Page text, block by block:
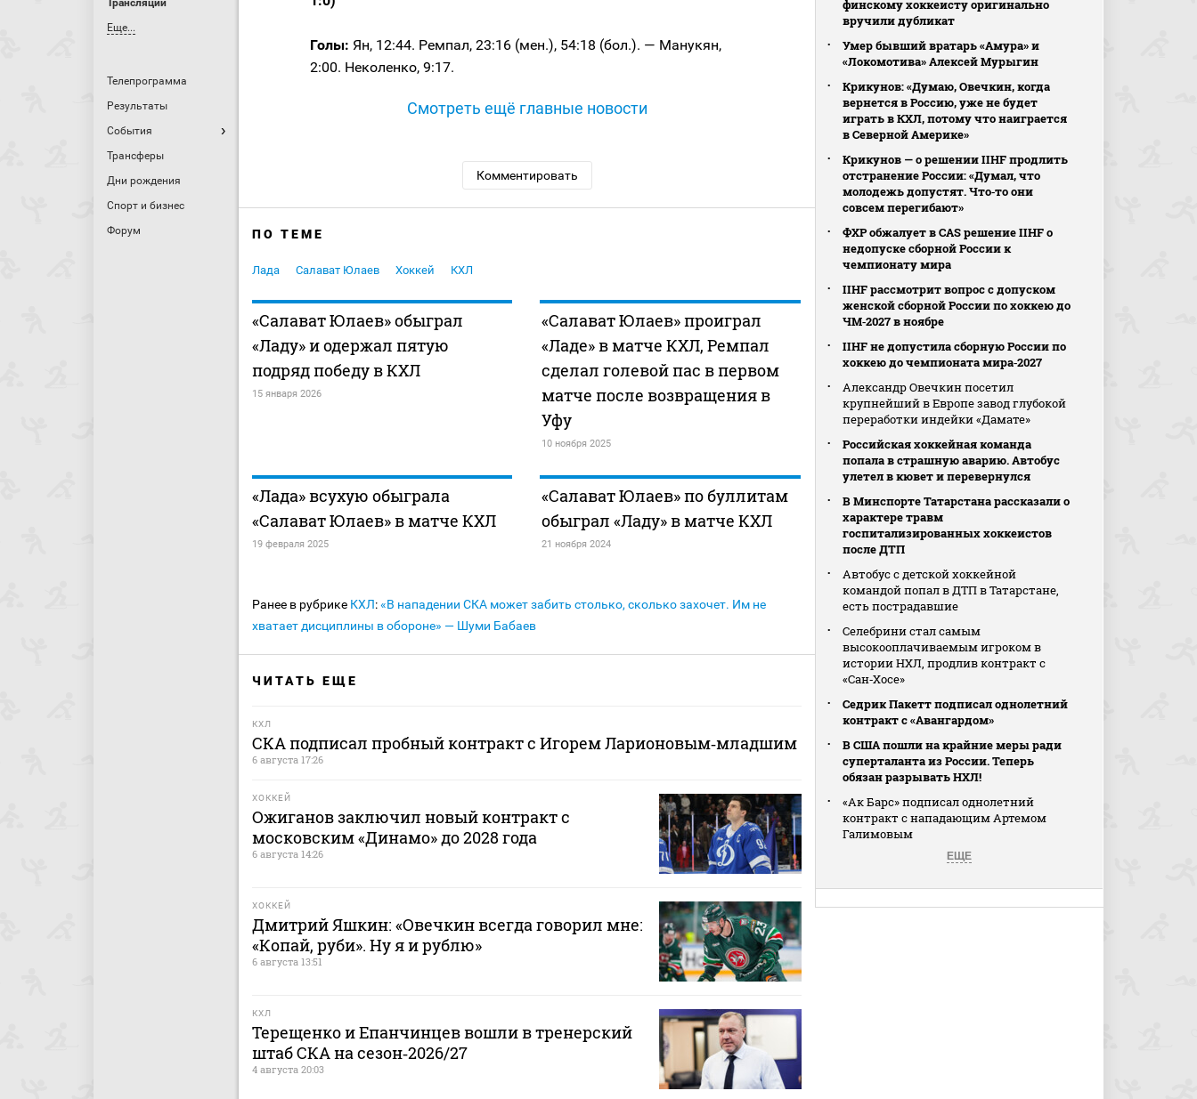
Трансляции
Еще...
Телепрограмма
Результаты
События
Трансферы
Дни рождения
Спорт и бизнес
Форум
Голы: Ян, 12:44. Ремпал, 23:16 (мен.), 54:18 (бол.). — Манукян,
2:00. Неколенко, 9:17.
Смотреть ещё главные новости
Комментировать
ПО ТЕМЕ
Лада Салават Юлаев Хоккей КХЛ
«Салават Юлаев» обыграл
«Ладу» и одержал пятую
подряд победу в КХЛ
15 января 2026
«Салават Юлаев» проиграл
«Ладе» в матче КХЛ, Ремпал
сделал голевой пас в первом
матче после возвращения в
Уфу
10 ноября 2025
«Лада» всухую обыграла
«Салават Юлаев» в матче КХЛ
19 февраля 2025
«Салават Юлаев» по буллитам
обыграл «Ладу» в матче КХЛ
21 ноября 2024
Ранее в рубрике КХЛ:«В нападении СКА может забить столько, сколько захочет. Им не
хватает дисциплины в обороне» — Шуми Бабаев
ЧИТАТЬ ЕЩЕ
КХЛ
СКА подписал пробный контракт с Игорем Ларионовым‑младшим
6 августа 17:26
ХОККЕЙ
Ожиганов заключил новый контракт с
московским «Динамо» до 2028 года
6 августа 14:26
ХОККЕЙ
Дмитрий Яшкин: «Овечкин всегда говорил мне:
«Копай, руби». Ну я и рублю»
6 августа 13:51
КХЛ
Терещенко и Епанчинцев вошли в тренерский
штаб СКА на сезон‑2026/27
4 августа 20:03
финскому хоккеисту оригинально
вручили дубликат
Умер бывший вратарь «Амура» и
«Локомотива» Алексей Мурыгин
Крикунов: «Думаю, Овечкин, когда
вернется в Россию, уже не будет
играть в КХЛ, потому что наиграется
в Северной Америке»
Крикунов — о решении IIHF продлить
отстранение России: «Думал, что
молодежь допустят. Что‑то они
совсем перегибают»
ФХР обжалует в CAS решение IIHF о
недопуске сборной России к
чемпионату мира
IIHF рассмотрит вопрос с допуском
женской сборной России по хоккею до
ЧМ‑2027 в ноябре
IIHF не допустила сборную России по
хоккею до чемпионата мира‑2027
Александр Овечкин посетил
крупнейший в Европе завод глубокой
переработки индейки «Дамате»
Российская хоккейная команда
попала в страшную аварию. Автобус
улетел в кювет и перевернулся
В Минспорте Татарстана рассказали о
характере травм
госпитализированных хоккеистов
после ДТП
Автобус с детской хоккейной
командой попал в ДТП в Татарстане,
есть пострадавшие
Селебрини стал самым
высокооплачиваемым игроком в
истории НХЛ, продлив контракт с
«Сан‑Хосе»
Седрик Пакетт подписал однолетний
контракт с «Авангардом»
В США пошли на крайние меры ради
суперталанта из России. Теперь
обязан разрывать НХЛ!
«Ак Барс» подписал однолетний
контракт с нападающим Артемом
Галимовым
ЕЩЕ